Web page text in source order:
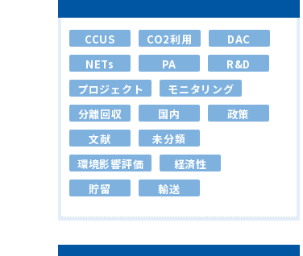
CCUS CO2利用
DAC
NETs
PA
R&D
プロジェクト
モニタリング
分離回収
国内
政策
文献
未分類
環境影響評価
経済性
貯留
輸送